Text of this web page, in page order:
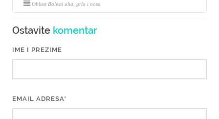
Oblast Bolesti uha, grla i nosa
Ostavite komentar
IME I PREZIME
EMAIL ADRESA*